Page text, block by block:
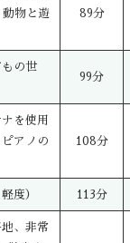
物と遊
89分
の世
99分
を使用
アノの
108分
度） 113分
、非常